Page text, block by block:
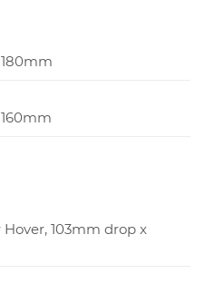
103mm drop x